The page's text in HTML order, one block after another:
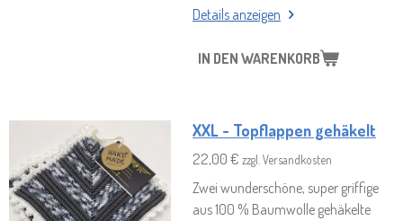
Details anzeigen
IN DEN WARENKORB
XXL - Topflappen gehäkelt
22,00 € zzgl. Versandkosten
Zwei wunderschöne, super griffige
aus 100 % Baumwolle gehäkelte